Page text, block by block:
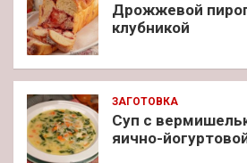
Дрожжевой
клубникой
ЗАГОТОВКА
Суп с
яично-